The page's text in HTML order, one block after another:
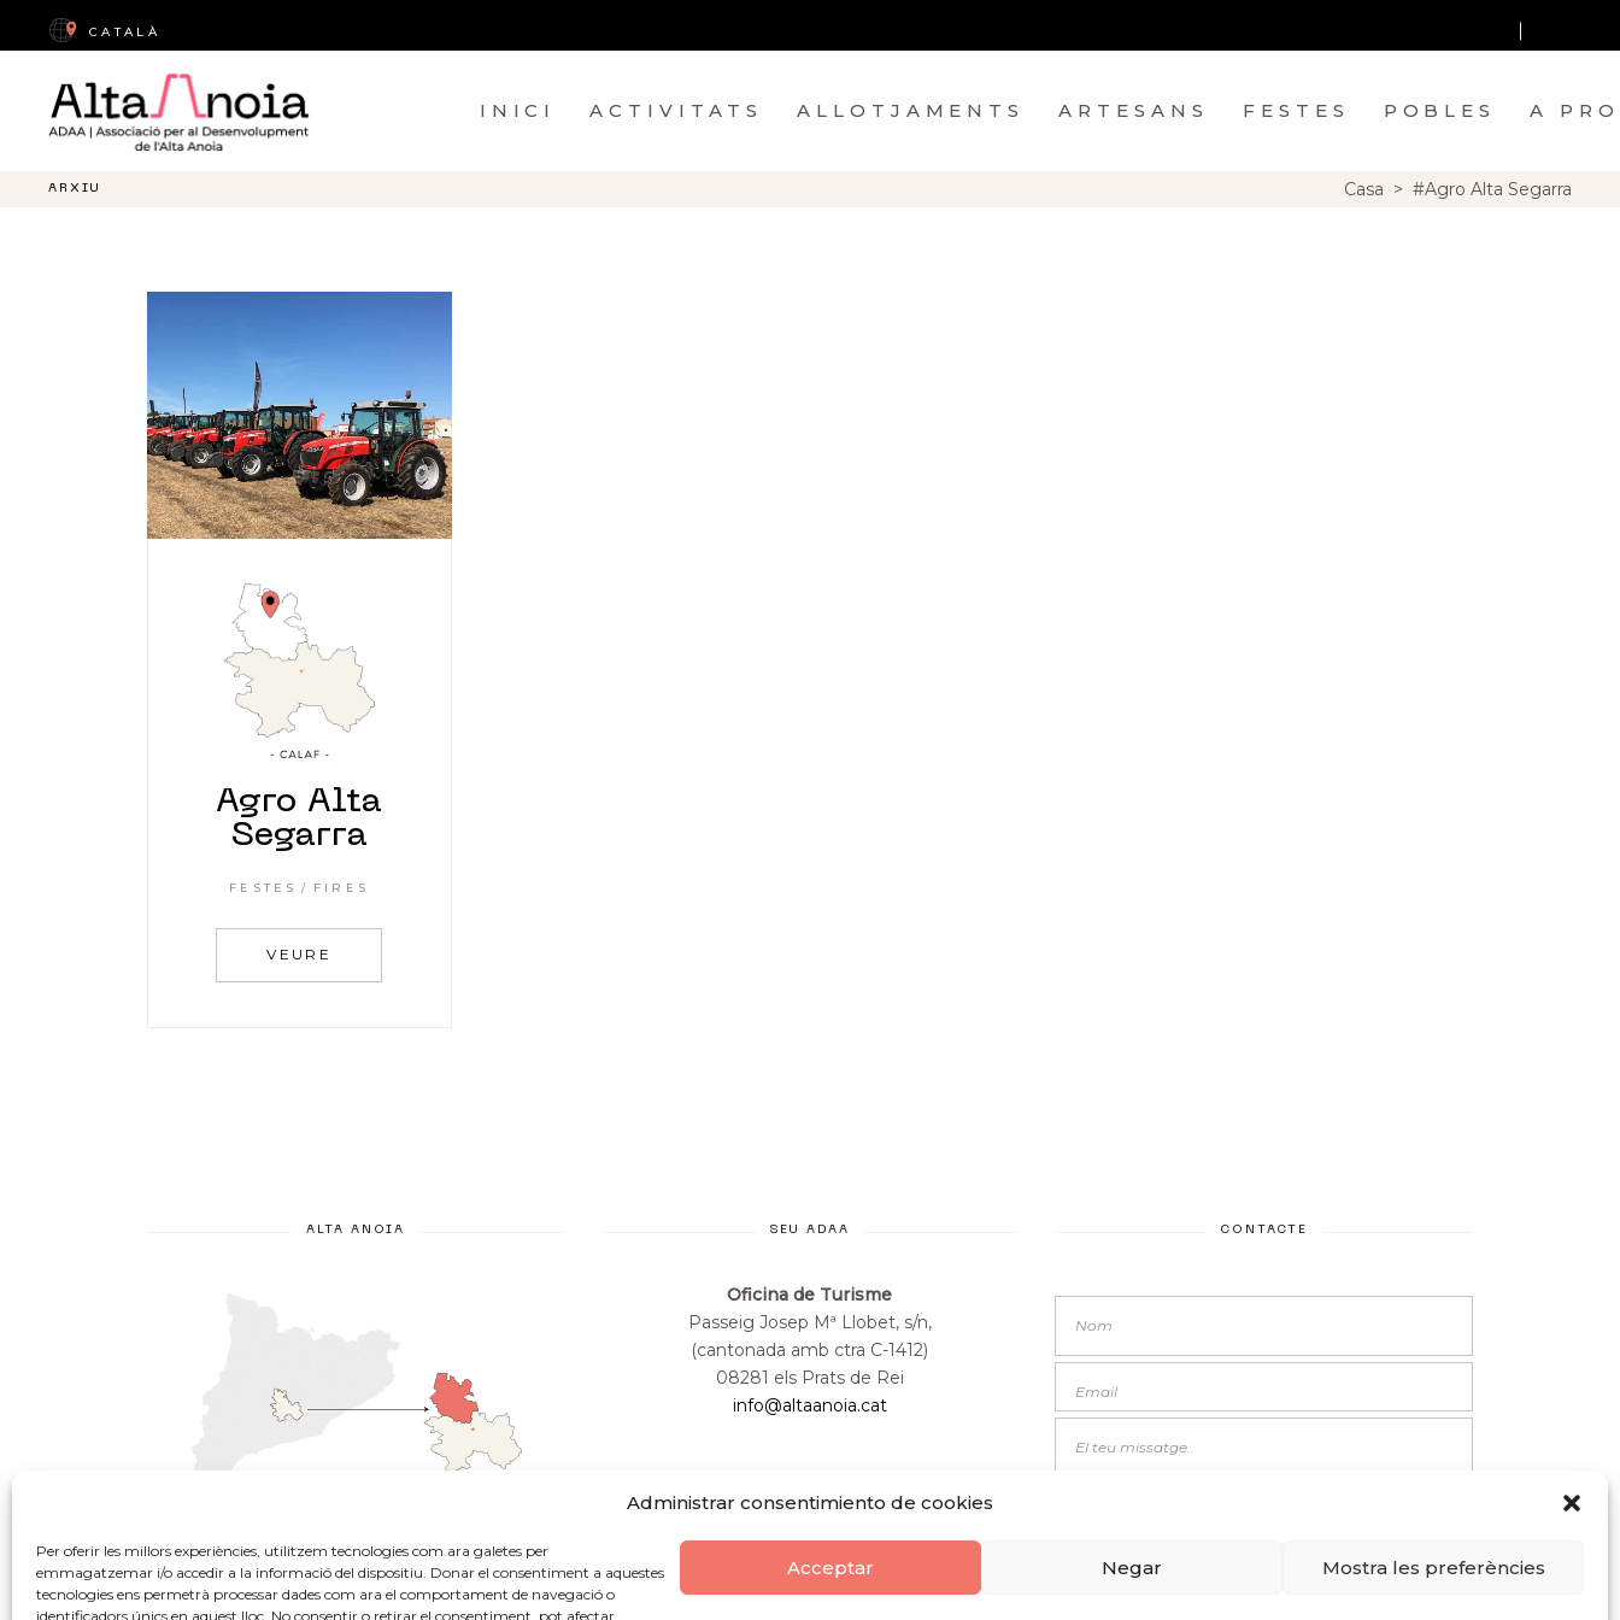
Administrar consentimiento de cookies
Per oferir les millors experiències, utilitzem tecnologies com ara galetes per
emmagatzemar i/o accedir a la informació del dispositiu. Donar el consentiment a aquestes
tecnologies ens permetrà processar dades com ara el comportament de navegació o
identificadors únics en aquest lloc. No consentir o retirar el consentiment, pot afectar
Acceptar Negar Mostra les preferències
CATALÀ
INICI ACTIVITATS ALLOTJAMENTS ARTESANS FESTES POBLES A
ARXIU Casa > #Agro Alta Segarra
Agro Alta
Segarra
FESTES FIRES
VEURE
ALTA ANOIA SEU ADAA
Oficina de Turisme
Passeig Josep Mª Llobet, s/n,
(cantonada amb ctra C-1412)
08281 els Prats de Rei
info@altaanoia.cat
CONTACTE